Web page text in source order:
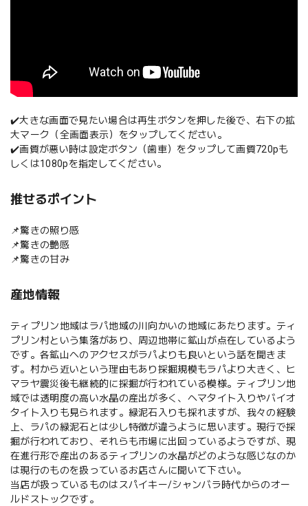
✔️大きな画面で見たい場合は再生ボタンを押した後で、右下の拡
大マーク（全画面表示）をタップしてください。
✔️画質が悪い時は設定ボタン（歯車）をタップして画質720pも
しくは1080pを指定してください。
推せるポイント
📌驚きの照り感
📌驚きの艶感
📌驚きの甘み
産地情報
ティプリン地域はラパ地域の川向かいの地域にあたります。ティ
プリン村という集落があり、周辺地帯に鉱山が点在しているよう
です。各鉱山へのアクセスがラパよりも良いという話を聞きま
す。村から近いという理由もあり採掘規模もラパより大きく、ヒ
マラヤ震災後も継続的に採掘が行われている模様。ティプリン地
域では透明度の高い水晶の産出が多く、ヘマタイト入りやバイオ
タイト入りも見られます。緑泥石入りも採れますが、我々の経験
上、ラパの緑泥石とは少し特徴が違うように思います。現行で採
掘が行われており、それらも市場に出回っているようですが、現
在進行形で産出のあるティプリンの水晶がどのような感じなのか
は現行のものを扱っているお店さんに聞いて下さい。
当店が扱っているものはスパイキー/シャンバラ時代からのオー
ルドストックです。